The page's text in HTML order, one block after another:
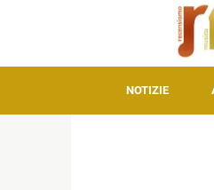
NOTIZIE